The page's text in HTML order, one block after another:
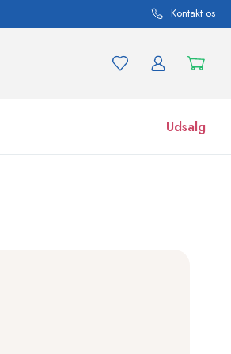
Kontakt os
Udsalg